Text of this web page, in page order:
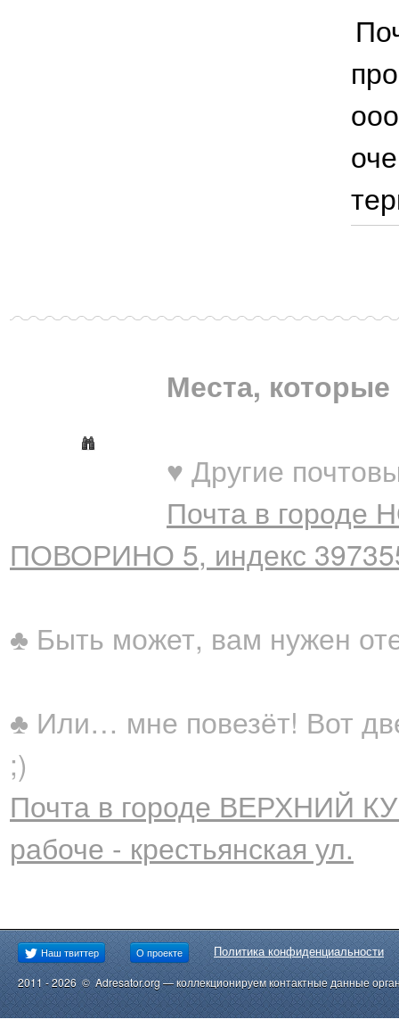
Места, которые
♥ Другие
Почта в
ПОВОРИНО 5, индекс
♣ Быть может, вам нужен
♣ Или… мне повезёт! Вот
;)
Почта в городе ВЕРХНИЙ
рабоче - крестьянская ул.
Наш твиттер О проекте Политика конфиденциальности
2011 - 2026 © Adresator.org — коллекционируем контактные данные